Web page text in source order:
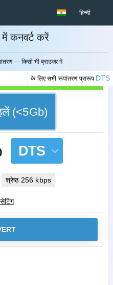
हिन्दी
कनवर्ट करें
— किसी भी ब्राउज़र में
के लिए सभी रूपांतरण प्रारूप DTS
(<5Gb)
DTS
श्रेष्ठ 256 kbps